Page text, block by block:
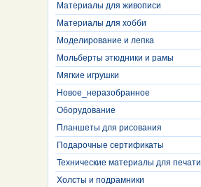
Материалы для живописи
Материалы для хобби
Моделирование и лепка
Мольберты этюдники и рамы
Мягкие игрушки
Новое_неразобранное
Оборудование
Планшеты для рисования
Подарочные сертификаты
Технические материалы для печати
Холсты и подрамники